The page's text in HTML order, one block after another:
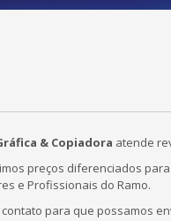
& Copiadora atende
preços diferenciados
e Profissionais do Ramo.
contato para que possamos